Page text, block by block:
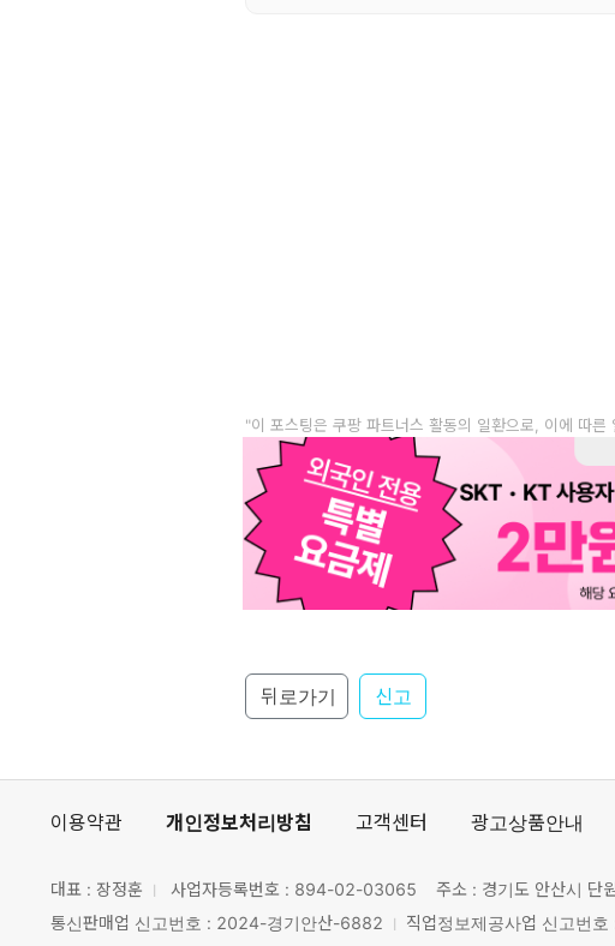
"이 포스팅은 쿠팡 파트너스 활동의 일환으로, 이에 따
뒤로가기 신고
이용약관 개인정보처리방침 고객센터 광고상품안내
대표 : 장정훈 사업자등록번호 : 894-02-03065
주소 : 경기도 안산시
통신판매업 신고번호 : 2024-경기안산-6882
직업정보제공사업 신고번